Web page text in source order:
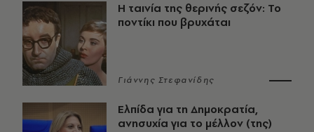
Η ταινία της θερινής σεζόν: Το
ποντίκι που βρυχάται
Γιάννης Στεφανίδης
Ελπίδα για τη Δημοκρατία,
ανησυχία για το μέλλον (της)